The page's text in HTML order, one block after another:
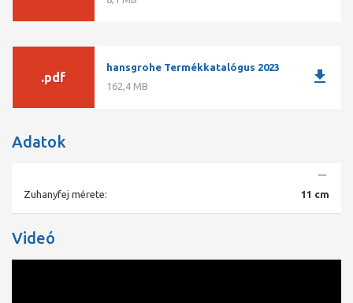
.pdf
hansgrohe Termékkatalógus 2023
162,4 MB
download
Adatok
Zuhanyfej mérete: 11 cm
Videó